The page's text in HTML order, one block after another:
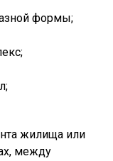
формы;
жилища или
между